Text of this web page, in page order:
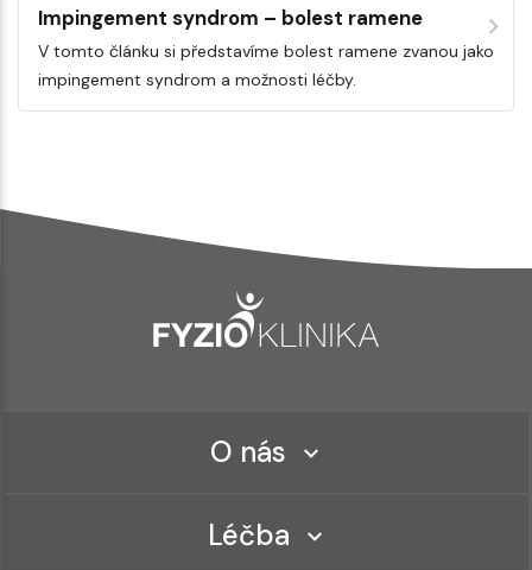
Impingement syndrom – bolest ramene
V tomto článku si představíme bolest ramene zvanou jako
impingement syndrom a možnosti léčby.
O nás
Léčba